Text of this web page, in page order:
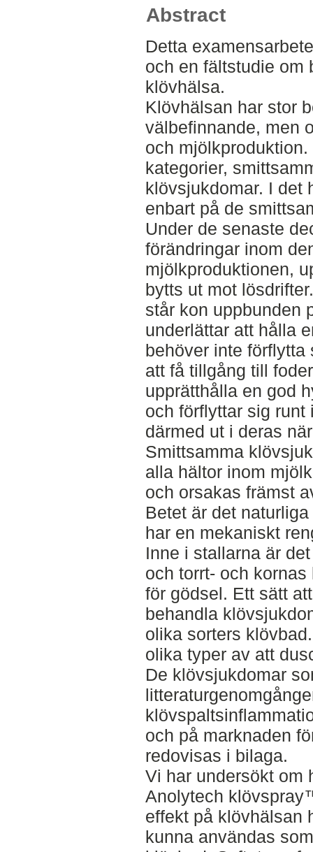
Abstract
Detta
och en fältstudie om
klövhälsa.
Klövhälsan har stor
välbefinnande, men
och
kategorier,
klövsjukdomar. I det
enbart på de
Under de senaste
förändringar inom
mjölkproduktionen,
bytts ut mot
står kon uppbunden
underlättar att hålla
behöver inte
att få tillgång till
upprätthålla en god
och förflyttar sig
därmed ut i deras
Smittsamma
alla hältor inom
och orsakas främst
Betet är det
har en mekaniskt
Inne i stallarna är
och torrt- och
för gödsel. Ett sätt
behandla
olika sorters
olika typer av att
De klövsjukdomar
och på marknaden
redovisas i bilaga.
Vi har undersökt om
Anolytech
effekt på klövhälsan
kunna användas